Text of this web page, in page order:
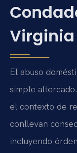
Virginia
El abuso
simple
el contexto de
conllevan
incluyendo